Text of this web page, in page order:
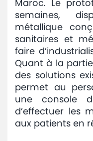
Maroc. Le
semaines,
métallique
sanitaires et
faire
Quant à la
des solutions
permet au
une console
d’effectuer les
aux patients en